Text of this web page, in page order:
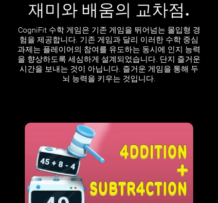
재미와 배움의 교차점.
CogniFit 수학 게임은 기존 게임을 뛰어넘는 몰입형 경
험을 제공합니다. 기존 게임과 달리 이러한 수학 중심
과제는 플레이어의 참여를 유도하는 동시에 인지 능력
을 향상하도록 세심하게 설계되었습니다. 단지 즐거운
시간을 보내는 것이 아닙니다. 즐거운 게임을 통해 두
뇌 능력을 키우는 것입니다.